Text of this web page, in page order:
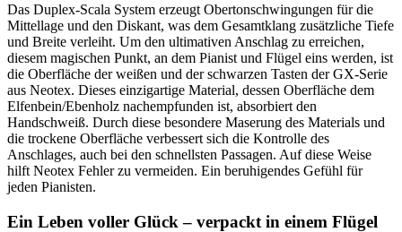
Das Duplex-Scala System erzeugt Obertonschwingungen für die
Mittellage und den Diskant, was dem Gesamtklang zusätzliche Tiefe
und Breite verleiht. Um den ultimativen Anschlag zu erreichen,
diesem magischen Punkt, an dem Pianist und Flügel eins werden, ist
die Oberfläche der weißen und der schwarzen Tasten der GX-Serie
aus Neotex. Dieses einzigartige Material, dessen Oberfläche dem
Elfenbein/Ebenholz nachempfunden ist, absorbiert den
Handschweiß. Durch diese besondere Maserung des Materials und
die trockene Oberfläche verbessert sich die Kontrolle des
Anschlages, auch bei den schnellsten Passagen. Auf diese Weise
hilft Neotex Fehler zu vermeiden. Ein beruhigendes Gefühl für
jeden Pianisten.
Ein Leben voller Glück – verpackt in einem Flügel